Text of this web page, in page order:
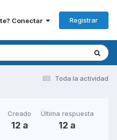
Conectar Registrar
Toda la actividad
Creado
12 a
Última respuesta
12 a